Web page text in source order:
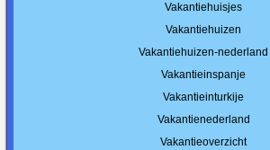
Vakantiehuisjes
Vakantiehuizen
Vakantiehuizen-nederland
Vakantieinspanje
Vakantieinturkije
Vakantienederland
Vakantieoverzicht